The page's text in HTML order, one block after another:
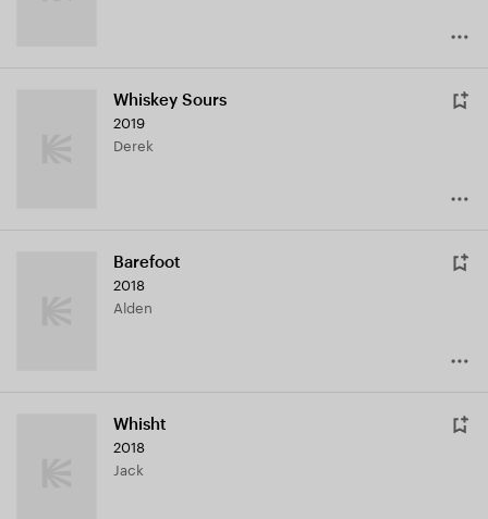
Whiskey Sours
2019
Derek
Barefoot
2018
Alden
Whisht
2018
Jack